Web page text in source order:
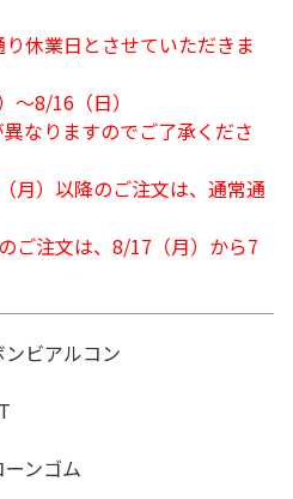
休業日とさせていただきま
～8/16（日）
なりますのでご了承くださ
月）以降のご注文は、通常通
ご注文は、8/17（月）から7
ンビアルコン
ンゴム